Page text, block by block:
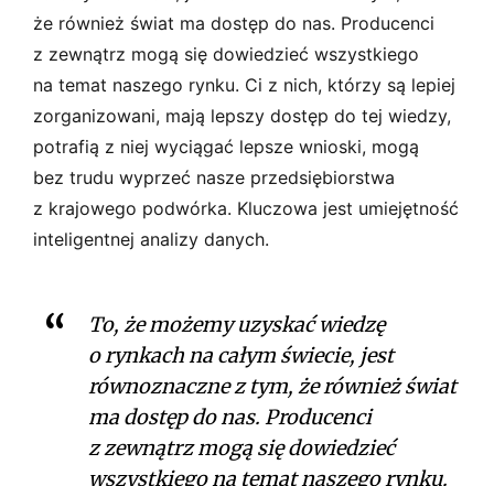
że również świat ma dostęp do nas. Producenci
z zewnątrz mogą się dowiedzieć wszystkiego
na temat naszego rynku. Ci z nich, którzy są lepiej
zorganizowani, mają lepszy dostęp do tej wiedzy,
potrafią z niej wyciągać lepsze wnioski, mogą
bez trudu wyprzeć nasze przedsiębiorstwa
z krajowego podwórka. Kluczowa jest umiejętność
inteligentnej analizy danych.
To, że możemy uzyskać wiedzę
o rynkach na całym świecie, jest
równoznaczne z tym, że również świat
ma dostęp do nas. Producenci
z zewnątrz mogą się dowiedzieć
wszystkiego na temat naszego rynku.